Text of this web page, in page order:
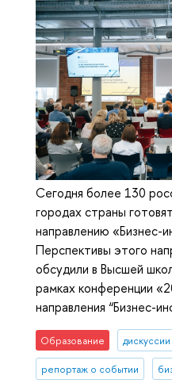
Сегодня более 130
городах страны
направлению «Бизнес-
Перспективы этого
обсудили в Высшей
рамках конференции
направления “Бизнес-
Образование дискуссии
репортаж о событии